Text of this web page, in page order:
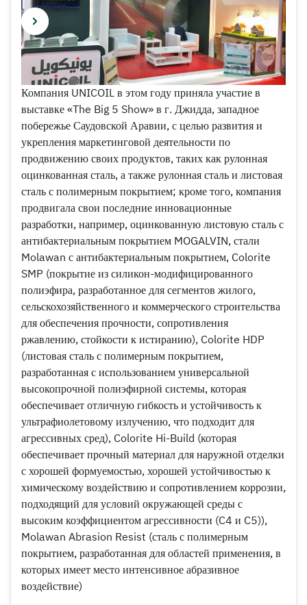
Компания UNICOIL в этом году приняла участие в
выставке «The Big 5 Show» в г. Джидда, западное
побережье Саудовской Аравии, с целью развития и
укрепления маркетинговой деятельности по
продвижению своих продуктов, таких как рулонная
оцинкованная сталь, а также рулонная сталь и листовая
сталь с полимерным покрытием; кроме того, компания
продвигала свои последние инновационные
разработки, например, оцинкованную листовую сталь с
антибактериальным покрытием MOGALVIN, стали
Molawan с антибактериальным покрытием, Colorite
SMP (покрытие из силикон-модифицированного
полиэфира, разработанное для сегментов жилого,
сельскохозяйственного и коммерческого строительства
для обеспечения прочности, сопротивления
ржавлению, стойкости к истиранию), Colorite HDP
(листовая сталь с полимерным покрытием,
разработанная с использованием универсальной
высокопрочной полиэфирной системы, которая
обеспечивает отличную гибкость и устойчивость к
ультрафиолетовому излучению, что подходит для
агрессивных сред), Colorite Hi-Build (которая
обеспечивает прочный материал для наружной отделки
с хорошей формуемостью, хорошей устойчивостью к
химическому воздействию и сопротивлением коррозии,
подходящий для условий окружающей среды с
высоким коэффициентом агрессивности (C4 и C5)),
Molawan Abrasion Resist (сталь с полимерным
покрытием, разработанная для областей применения, в
которых имеет место интенсивное абразивное
воздействие)